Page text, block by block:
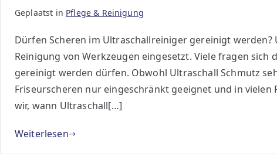
Geplaatst in Pflege & Reinigung
Dürfen Scheren im Ultraschallreiniger gereinigt
Reinigung von Werkzeugen eingesetzt. Viele fragen
gereinigt werden dürfen. Obwohl Ultraschall Schmutz
Friseurscheren nur eingeschränkt geeignet und in
wir, wann Ultraschall[…]
Weiterlesen